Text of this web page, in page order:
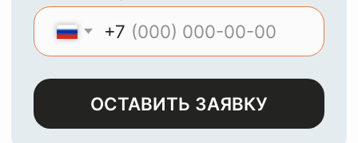
МЫЧИСТИМ И
ВОССТАНАВЛИВАЕМ
ЛЮБЫЕ ИЗДЕЛИЯ ИЗ
КОЖИ, ЗАМШИ,
ЛАКА И НУБУКА